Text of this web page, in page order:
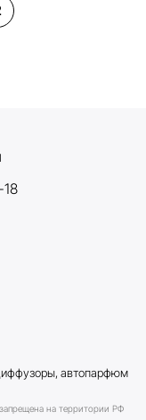
автопарфюм
на территории РФ